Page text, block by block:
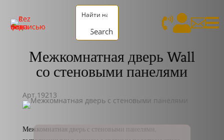
Search

Межкомнатная дверь Wall
со стеновыми панелями
Арт.19213
Межкомнатная дверь с стеновыми панелями,